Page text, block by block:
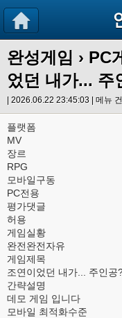
완성게임 › PC
었던 내가... 주
| 2026.06.22 23:45:03 | 메뉴
플랫폼
MV
장르
RPG
모바일구동
PC전용
평가댓글
허용
게임실황
완전완전자유
게임제목
조연이었던 내가... 주인공
간략설명
데모 게임 입니다
모바일 최적화수준